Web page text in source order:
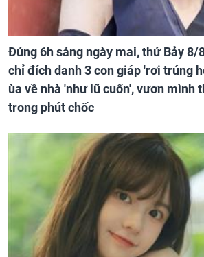
Đúng 6h sáng ngày mai, thứ Bảy 8/
chỉ đích danh 3 con giáp 'rơi trúng
ùa về nhà 'như lũ cuốn', vươn mình
trong phút chốc